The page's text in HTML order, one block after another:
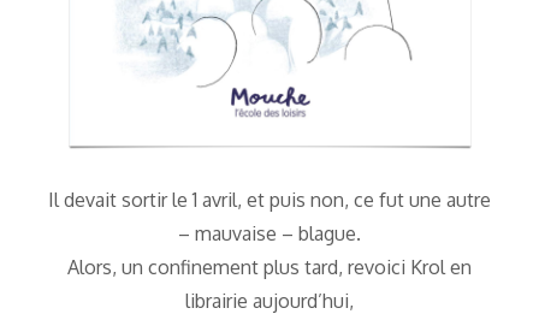
Il devait sortir le 1 avril, et puis non, ce fut une autre
– mauvaise – blague.
Alors, un confinement plus tard, revoici Krol en
librairie aujourd’hui,